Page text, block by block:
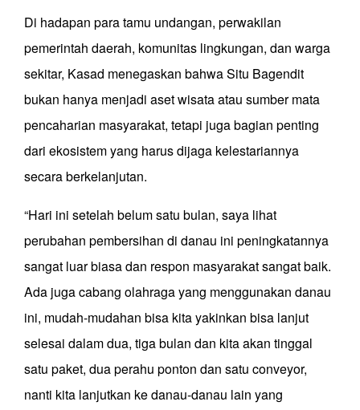
Di hadapan para tamu undangan, perwakilan
pemerintah daerah, komunitas lingkungan, dan warga
sekitar, Kasad menegaskan bahwa Situ Bagendit
bukan hanya menjadi aset wisata atau sumber mata
pencaharian masyarakat, tetapi juga bagian penting
dari ekosistem yang harus dijaga kelestariannya
secara berkelanjutan.
“Hari ini setelah belum satu bulan, saya lihat
perubahan pembersihan di danau ini peningkatannya
sangat luar biasa dan respon masyarakat sangat baik.
Ada juga cabang olahraga yang menggunakan danau
ini, mudah-mudahan bisa kita yakinkan bisa lanjut
selesai dalam dua, tiga bulan dan kita akan tinggal
satu paket, dua perahu ponton dan satu conveyor,
nanti kita lanjutkan ke danau-danau lain yang